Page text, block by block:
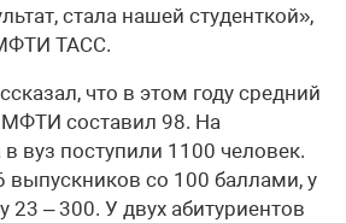
стала нашей студенткой»,
ТАСС.
что в этом году средний
составил 98. На
вуз поступили 1100 человек.
выпускников со 100 баллами, у
23 – 300. У двух абитуриентов